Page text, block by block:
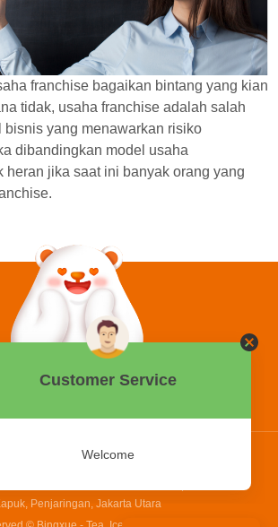
franchise bagaikan bintang yang kian
tidak, usaha franchise adalah salah
bisnis yang menawarkan risiko
dibandingkan model usaha
heran jika saat ini banyak orang yang
0858 2015 9999
PT Bing Kreatif Mandiri
5 - 6 Jl. Laksamana Yos Sudarso, Pantai Indah
Penjaringan, Jakarta Utara